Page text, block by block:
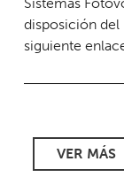
disposición del
siguiente
VER MÁS